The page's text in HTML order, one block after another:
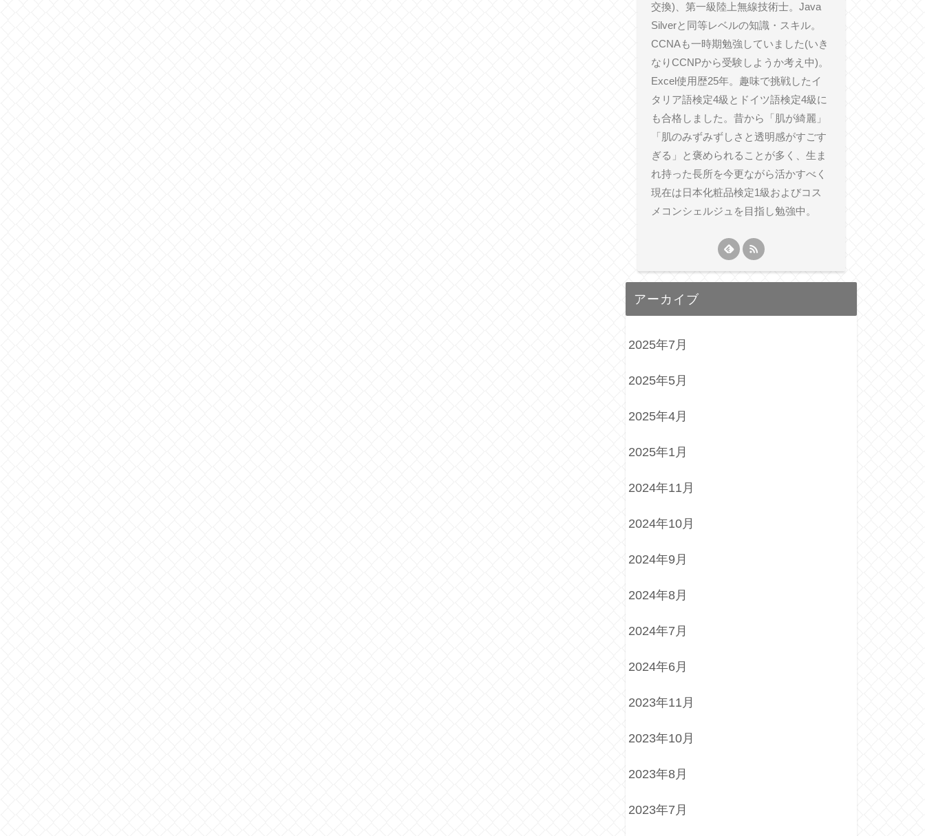
交換)、第一級陸上無線技術士。Java
Silverと同等レベルの知識・スキル。
CCNAも一時期勉強していました(いき
なりCCNPから受験しようか考え中)。
Excel使用歴25年。趣味で挑戦したイ
タリア語検定4級とドイツ語検定4級に
も合格しました。昔から「肌が綺麗」
「肌のみずみずしさと透明感がすごす
ぎる」と褒められることが多く、生ま
れ持った長所を今更ながら活かすべく
現在は日本化粧品検定1級およびコス
メコンシェルジュを目指し勉強中。
アーカイブ
2025年7月
2025年5月
2025年4月
2025年1月
2024年11月
2024年10月
2024年9月
2024年8月
2024年7月
2024年6月
2023年11月
2023年10月
2023年8月
2023年7月